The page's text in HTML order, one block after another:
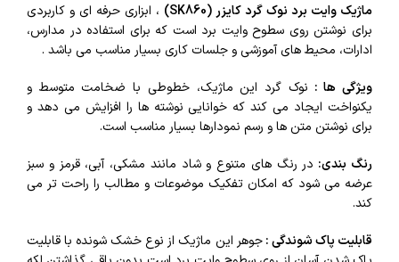
ماژیک وایت برد نوک گرد کایزر (SK860)
، ابزاری حرفه‌ ای و کاربردی
برای نوشتن روی سطوح وایت برد است که برای استفاده در مدارس،
ادارات، محیط‌ های آموزشی و جلسات کاری بسیار مناسب می‌ باشد .
ویژگی‌ ها : نوک گرد این ماژیک، خطوطی با ضخامت متوسط و
یکنواخت ایجاد می‌ کند که خوانایی نوشته‌ ها را افزایش می‌ دهد و
برای نوشتن متن‌ ها و رسم نمودارها بسیار مناسب است.
رنگ بندی: در رنگ‌ های متنوع و شاد مانند مشکی، آبی، قرمز و سبز
عرضه می‌ شود که امکان تفکیک موضوعات و مطالب را راحت‌ تر می‌
کند.
قابلیت پاک‌ شوندگی :جوهر این ماژیک از نوع خشک‌ شونده با قابلیت